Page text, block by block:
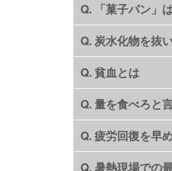
Q. 「菓子パン」
Q. 炭水化物を抜
Q. 貧血とは
Q. 量を食べろと
Q. 疲労回復を早
Q. 暑熱現場での